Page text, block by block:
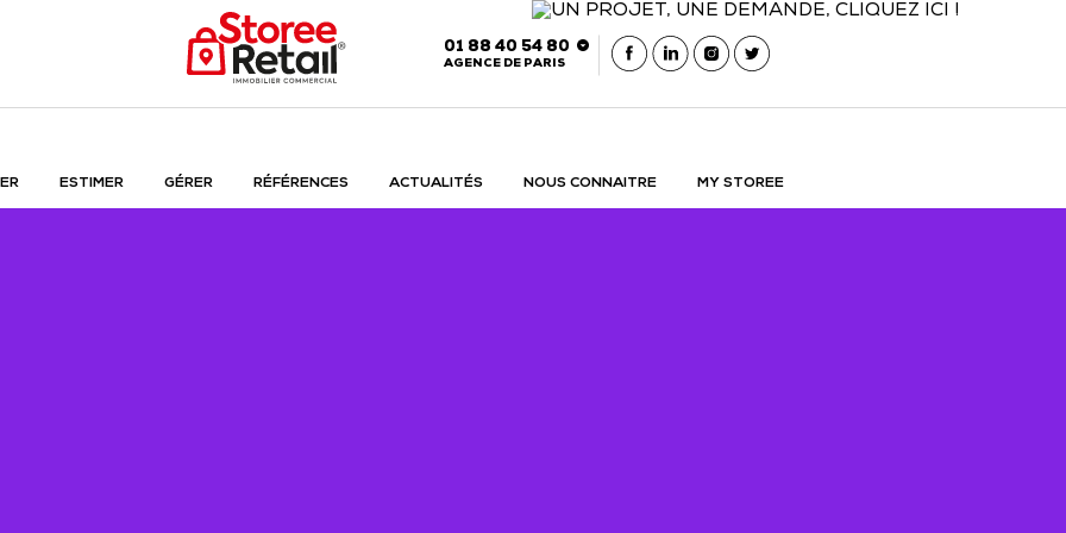
01 88 40 54 80
AGENCE DE PARIS
ESTIMER GÉRER RÉFÉRENCES ACTUALITÉS NOUS CONNAITRE MY STOREE